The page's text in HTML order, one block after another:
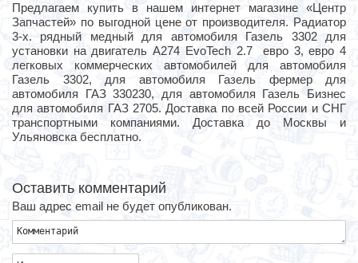
Предлагаем купить в нашем интернет магазине «Центр
Запчастей» по выгодной цене от производителя. Радиатор
3-х. рядный медный для автомобиля Газель 3302 для
установки на двигатель А274 EvoTech 2.7 евро 3, евро 4
легковых коммерческих автомобилей для автомобиля
Газель 3302, для автомобиля Газель фермер для
автомобиля ГАЗ 330230, для автомобиля Газель Бизнес
для автомобиля ГАЗ 2705. Доставка по всей России и СНГ
транспортными компаниями. Доставка до Москвы и
Ульяновска бесплатно.
Оставить комментарий
Ваш адрес email не будет опубликован.